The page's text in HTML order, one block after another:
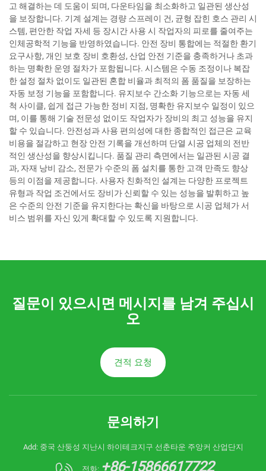
고 해결하는 데 도움이 되며, 다운타임을 최소화하고 일관된 생산성
을 보장합니다. 기계 설계는 경량 스프레이 건, 균형 잡힌 호스 관리 시
스템, 편안한 작업 자세 등 장시간 사용 시 작업자의 피로를 줄여주는
인체공학적 기능을 반영하였습니다. 안전 장비 통합에는 적절한 환기
요구사항, 개인 보호 장비 호환성, 산업 안전 기준을 충족하거나 초과
하는 명확한 운영 절차가 포함됩니다. 시스템은 수동 조정이나 복잡
한 설정 절차 없이도 일관된 혼합 비율과 최적의 폼 품질을 보장하는
자동 보정 기능을 포함합니다. 유지보수 간소화 기능으로는 자동 세
척 사이클, 쉽게 접근 가능한 정비 지점, 명확한 유지보수 일정이 있으
며, 이를 통해 기술 전문성 없이도 작업자가 장비의 최고 성능을 유지
할 수 있습니다. 안전성과 사용 편의성에 대한 종합적인 접근은 교육
비용을 절감하고 현장 안전 기록을 개선하며 단열 시공 업체의 전반
적인 생산성을 향상시킵니다. 품질 관리 측면에서는 일관된 시공 결
과, 자재 낭비 감소, 전문가 수준의 폼 설치를 통한 고객 만족도 향상
등의 이점을 제공합니다. 사용자 친화적인 설계는 다양한 프로젝트
유형과 작업 조건에서도 장비가 신뢰할 수 있는 성능을 발휘하고 높
은 수준의 안전 기준을 유지한다는 확신을 바탕으로 시공 업체가 서
비스 범위를 자신 있게 확대할 수 있도록 지원합니다.
질문이 있으시면 메시지를 남겨 주십시
오
견적 요청
문의하기
Add: 중국 산둥성 지난시 하이테크지구 선춘타운 주앙커 산업단지
전화: +86-15866617722